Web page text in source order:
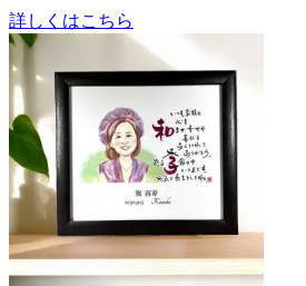
詳しくはこちら